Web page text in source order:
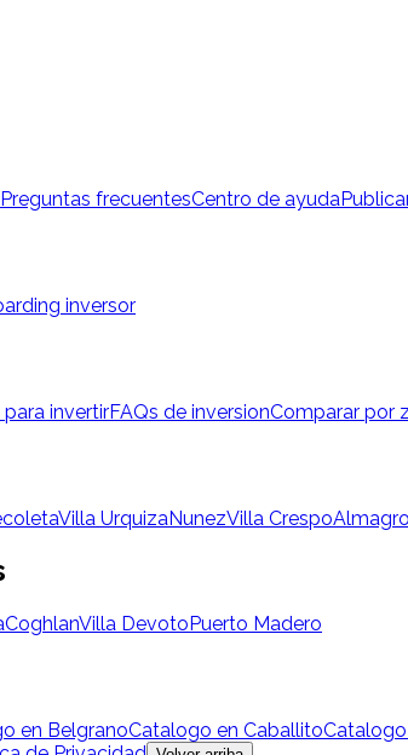
Preguntas frecuentesCentro de ayuda
inversor
para invertirFAQs de inversionComparar por
Villa UrquizaNunezVilla CrespoAlmagro
CoghlanVilla Devoto Puerto Madero
en BelgranoCatalogo en Caballito